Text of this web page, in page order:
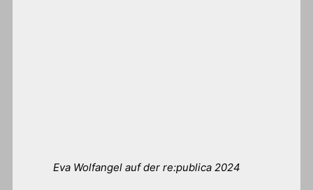
Eva Wolfangel auf der re:publica 2024